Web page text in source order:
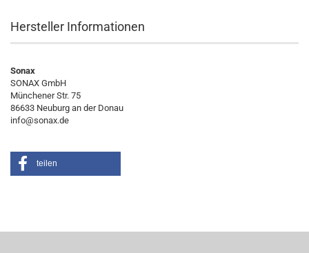
Hersteller Informationen
Sonax
SONAX GmbH
Münchener Str. 75
86633 Neuburg an der Donau
info@sonax.de
teilen